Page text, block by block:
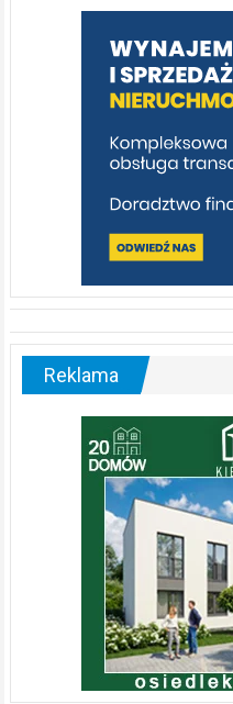
Reklama